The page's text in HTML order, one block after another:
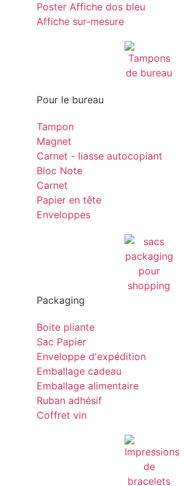
Poster Affiche dos bleu
Affiche sur-mesure
Pour le bureau
Tampon
Magnet
Carnet - liasse autocopiant
Bloc Note
Carnet
Papier en tête
Enveloppes
Packaging
Boite pliante
Sac Papier
Enveloppe d'expédition
Emballage cadeau
Emballage alimentaire
Ruban adhésif
Coffret vin